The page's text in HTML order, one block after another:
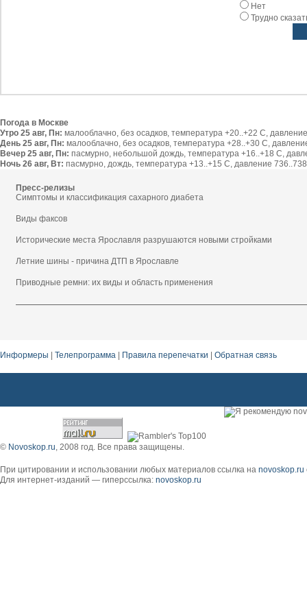
Нет
Трудно
Погода в Москве
Утро 25 авг, Пн: малооблачно, без осадков, температура +20..+22 С,
День 25 авг, Пн: малооблачно, без осадков, температура +28..+30 С,
Вечер 25 авг, Пн: пасмурно, небольшой дождь, температура +16..+18 С,
Ночь 26 авг, Вт: пасмурно, дождь, температура +13..+15 С, давление
Пресс-релизы
Симптомы и классификация сахарного диабета
Виды факсов
Исторические места Ярославля разрушаются новыми стройками
Летние шины - причина ДТП в Ярославле
Приводные ремни: их виды и область применения
Информеры Телепрограмма Правила перепечатки Обратная связь
© Novoskop.ru, 2008 год. Все права защищены.
При цитировании и использовании любых материалов ссылка на novoskop.ru
Для интернет-изданий — гиперссылка: novoskop.ru